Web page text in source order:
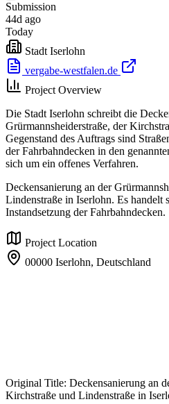
Submission
44d ago
Today
Stadt Iserlohn
vergabe-westfalen.de
Project Overview
Die Stadt Iserlohn schreibt die
Grürmannsheiderstraße, der
Gegenstand des Auftrags sind
der Fahrbahndecken in den
sich um ein offenes Verfahren.
Deckensanierung an der
Lindenstraße in Iserlohn. Es handelt
Instandsetzung der Fahrbahndecken.
Project Location
00000 Iserlohn, Deutschland
Original Title: Deckensanierung an
Kirchstraße und Lindenstraße in